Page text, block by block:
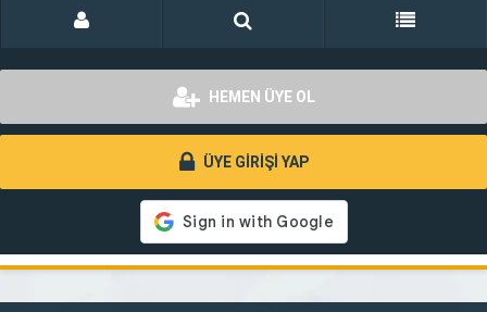
HEMEN ÜYE OL
ÜYE GİRİŞİ YAP